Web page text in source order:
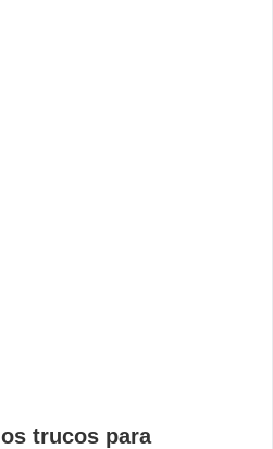
los trucos para